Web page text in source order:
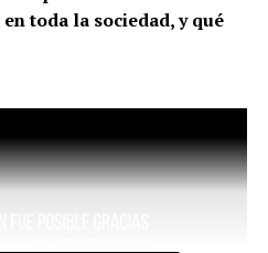
toda la sociedad, y qué